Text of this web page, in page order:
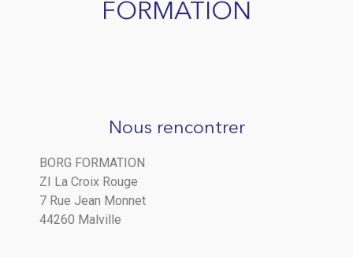
FORMATION
Nous rencontrer
BORG FORMATION
ZI La Croix Rouge
7 Rue Jean Monnet
44260 Malville